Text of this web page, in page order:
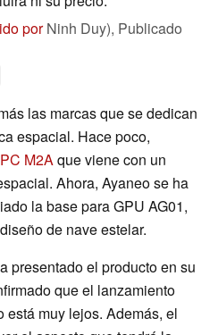
porNinh Duy), Publicado
las marcas que se dedican
espacial. Hace poco,
M2Aque viene con un
Ahora, Ayaneo se ha
la base para GPU AG01,
de nave estelar.
presentado el producto en su
que el lanzamiento
está muy lejos. Además, el